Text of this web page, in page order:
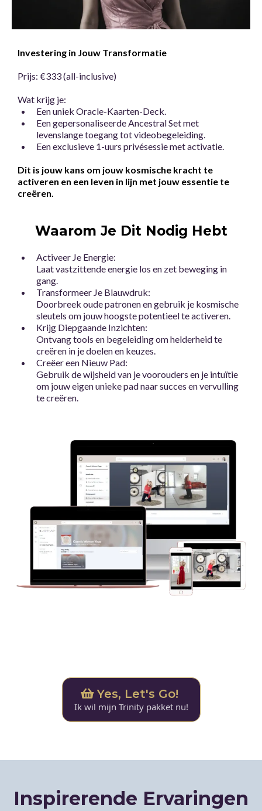
Investering in Jouw Transformatie
Prijs: €333 (all-inclusive)
Wat krijg je:
Een uniek Oracle-Kaarten-Deck.
Een gepersonaliseerde Ancestral Set met
levenslange toegang tot videobegeleiding.
Een exclusieve 1-uurs privésessie met activatie.
Dit is jouw kans om jouw kosmische kracht te
activeren en een leven in lijn met jouw essentie te
creëren.
Waarom Je Dit Nodig Hebt
Activeer Je Energie:
Laat vastzittende energie los en zet beweging in
gang.
Transformeer Je Blauwdruk:
Doorbreek oude patronen en gebruik je kosmische
sleutels om jouw hoogste potentieel te activeren.
Krijg Diepgaande Inzichten:
Ontvang tools en begeleiding om helderheid te
creëren in je doelen en keuzes.
Creëer een Nieuw Pad:
Gebruik de wijsheid van je voorouders en je intuïtie
om jouw eigen unieke pad naar succes en vervulling
te creëren.
Yes, Let's Go!
Ik wil mijn Trinity pakket nu!
Inspirerende Ervaringen